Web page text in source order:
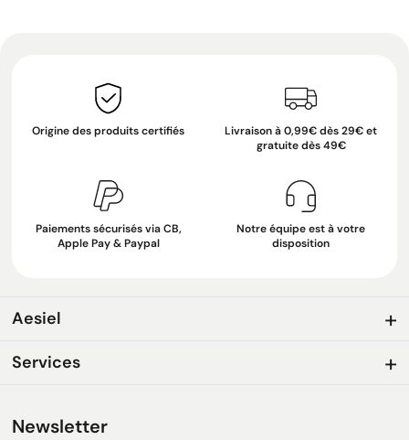
Origine des produits certifiés
Livraison à 0,99€ dès 29€ et
gratuite dès 49€
Paiements sécurisés via CB,
Apple Pay & Paypal
Notre équipe est à votre
disposition
Aesiel
Services
Newsletter